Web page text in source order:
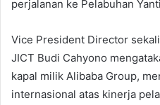
perjalanan ke Pelabuhan
Vice President Director
JICT Budi Cahyono
kapal milik Alibaba Group,
internasional atas kinerja